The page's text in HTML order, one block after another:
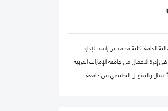
في القطاع الخاص مديرا عاما ورئيسا تنفيذيا لسرايا العقبة،
العامة بكلية محمد بن راشد للإدارة
إدارة الأعمال من جامعة الإمارات العربية
والتمويل التطبيقي من جامعة